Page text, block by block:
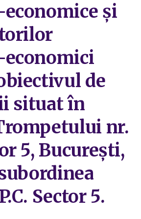
și
de
situat în
nr.
5, București,
Sector 5.